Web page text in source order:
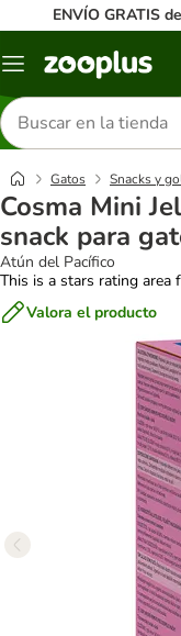
ENVÍO GRATIS
Menú
Buscar
productos
Gatos Snacks y
Cosma Mini
snack para
Atún del Pacífico
This is a stars rating area
Valora el producto